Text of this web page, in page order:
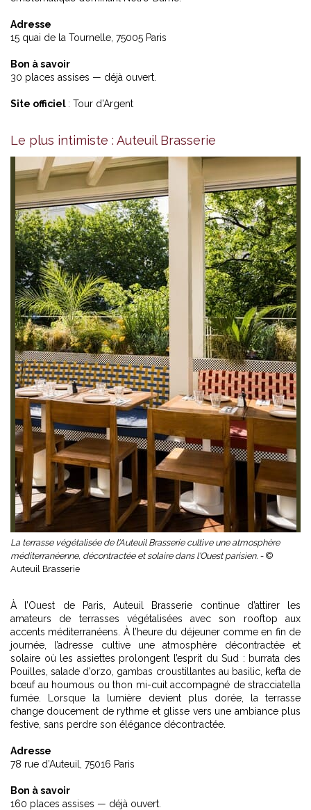
Adresse
15 quai de la Tournelle, 75005 Paris
Bon à savoir
30 places assises — déjà ouvert.
Site officiel : Tour d’Argent
Le plus intimiste : Auteuil Brasserie
La terrasse végétalisée de l'Auteuil Brasserie cultive une atmosphère
méditerranéenne, décontractée et solaire dans l'Ouest parisien. - ©
Auteuil Brasserie
À l’Ouest de Paris, Auteuil Brasserie continue d’attirer les
amateurs de terrasses végétalisées avec son rooftop aux
accents méditerranéens. À l’heure du déjeuner comme en fin de
journée, l’adresse cultive une atmosphère décontractée et
solaire où les assiettes prolongent l’esprit du Sud : burrata des
Pouilles, salade d’orzo, gambas croustillantes au basilic, kefta de
bœuf au houmous ou thon mi-cuit accompagné de stracciatella
fumée. Lorsque la lumière devient plus dorée, la terrasse
change doucement de rythme et glisse vers une ambiance plus
festive, sans perdre son élégance décontractée.
Adresse
78 rue d’Auteuil, 75016 Paris
Bon à savoir
160 places assises — déjà ouvert.